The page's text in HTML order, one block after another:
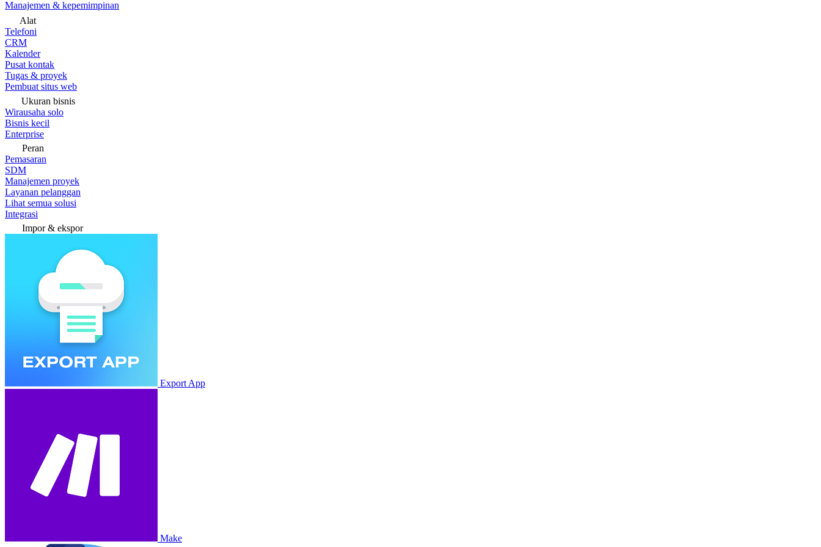
Manajemen & kepemimpinan
Alat
Telefoni
CRM
Kalender
Pusat kontak
Tugas & proyek
Pembuat situs web
Ukuran bisnis
Wirausaha solo
Bisnis kecil
Enterprise
Peran
Pemasaran
SDM
Manajemen proyek
Layanan pelanggan
Lihat semua solusi
Integrasi
Impor & ekspor
Export App
Make